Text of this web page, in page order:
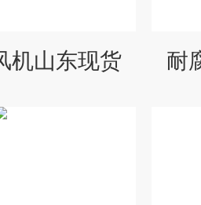
机山东现货 耐